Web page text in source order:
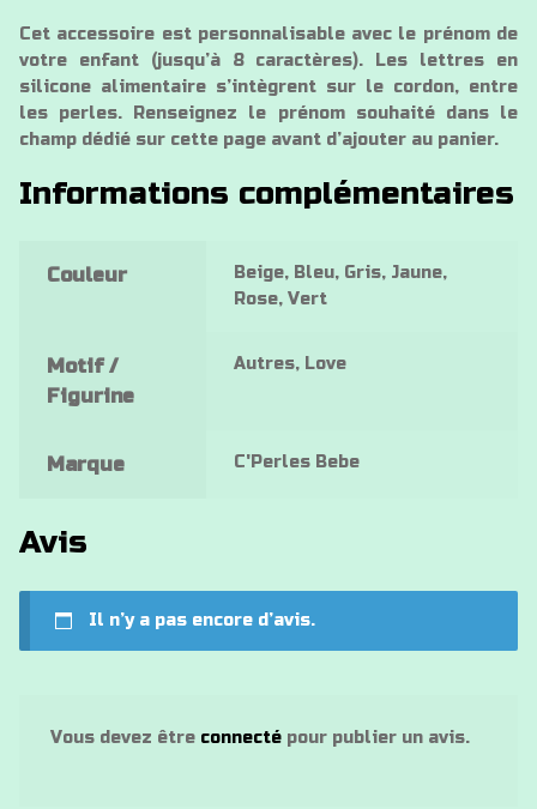
Cet accessoire est personnalisable avec le prénom de
votre enfant (jusqu’à 8 caractères). Les lettres en
silicone alimentaire s’intègrent sur le cordon, entre
les perles. Renseignez le prénom souhaité dans le
champ dédié sur cette page avant d’ajouter au panier.
Informations complémentaires
Couleur
Beige, Bleu, Gris, Jaune,
Rose, Vert
Motif /
Figurine
Autres, Love
Marque C'Perles Bebe
Avis
Il n’y a pas encore d’avis.
Vous devez être connectépour publier un avis.